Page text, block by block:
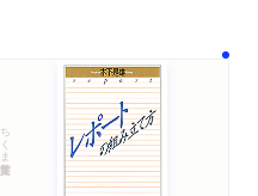
ちくま学芸文庫